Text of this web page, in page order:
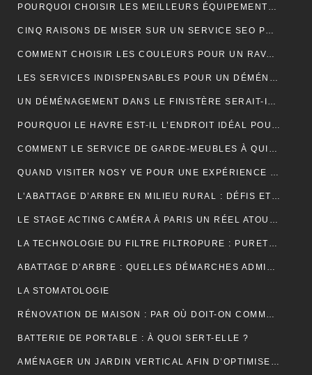
POURQUOI CHOISIR LES MEILLEURS ÉQUIPEMENTS D’ISOLATION PHONIQUE POUR TOITURE ?
CINQ RAISONS DE MISER SUR UN SERVICE SEO PROFESSIONNEL
COMMENT CHOISIR LES COULEURS POUR UN RAVALEMENT DE FAÇADE ?
LES SERVICES INDISPENSABLES POUR UN DÉMÉNAGEMENT RÉUSSI EN BRETAGNE
UN DÉMÉNAGEMENT DANS LE FINISTÈRE SERAIT-IL UNE BONNE IDÉE?
POURQUOI LE HAVRE EST-IL L’ENDROIT IDÉAL POUR UN NOUVEAU DÉPART EN 2024 ?
COMMENT LE SERVICE DE GARDE-MEUBLES À QUIMPER PEUT-IL SIMPLIFIER VOTRE DÉMÉNAGEMENT ET PROTÉGER VOS BIENS ?
QUAND VISITER NOSY VE POUR UNE EXPÉRIENCE INOUBLIABLE ?
L’ABATTAGE D’ARBRE EN MILIEU RURAL : DÉFIS ET SOLUTIONS
LE STAGE ACTING CAMÉRA À PARIS UN RÉEL ATOUT POUR VOTRE CARRIÈRE DE COMÉDIEN ?
LA TECHNOLOGIE DU FILTRE FILTROPURE : PURETÉ ET PERFORMANCE
ABATTAGE D’ARBRE : QUELLES DÉMARCHES ADMINISTRATIVES ?
LA STOMATOLOGIE
RÉNOVATION DE MAISON : PAR OÙ DOIT-ON COMMENCER ?
BATTERIE DE PORTABLE : À QUOI SERT-ELLE ?
AMÉNAGER UN JARDIN VERTICAL AFIN D’OPTIMISER L’UTILISATION DE L’ESPACE EXTÉRIEUR.